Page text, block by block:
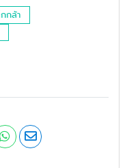
กล้า